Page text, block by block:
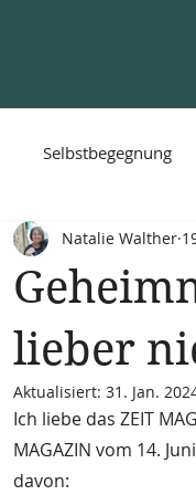
Selbstbegegnung
lieber
Natalie Walther
Aktualisiert: 31. Jan.
Ich liebe das ZEIT
MAGAZIN vom 14.
davon: